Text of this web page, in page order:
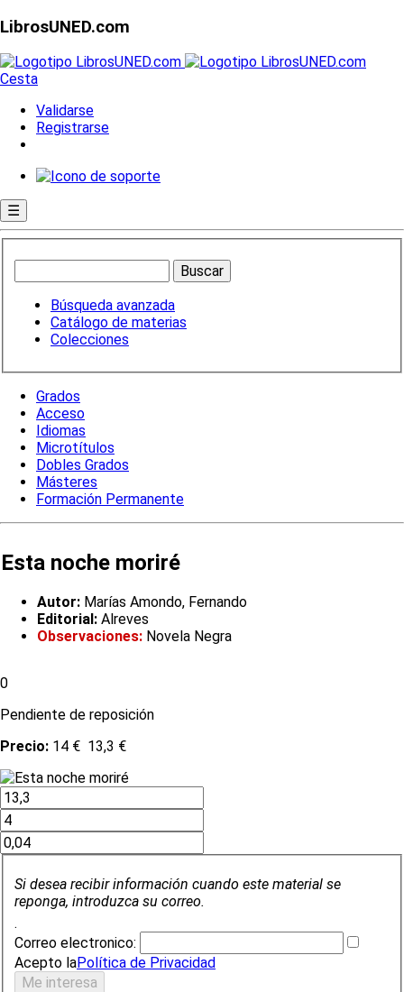
LibrosUNED.com
Cesta
Validarse
Registrarse
☰
Búsqueda avanzada
Catálogo de materias
Colecciones
Grados
Acceso
Idiomas
Microtítulos
Dobles Grados
Másteres
Formación Permanente
Esta noche moriré
Autor: Marías Amondo, Fernando
Editorial: Alreves
Observaciones: Novela Negra
0
Pendiente de reposición
Precio: 14 € 13,3 €
Si desea recibir información cuando este material se
reponga, introduzca su correo.
.
Correo electronico:
Acepto laPolítica de Privacidad